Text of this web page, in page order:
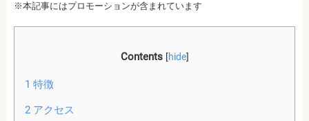
※本記事にはプロモーションが含まれています
Contents [hide]
1 特徴
2アクセス